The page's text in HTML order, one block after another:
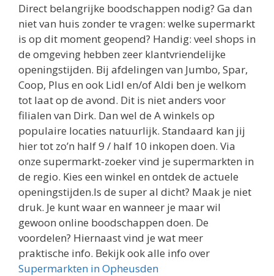
Direct belangrijke boodschappen nodig? Ga dan
niet van huis zonder te vragen: welke supermarkt
is op dit moment geopend? Handig: veel shops in
de omgeving hebben zeer klantvriendelijke
openingstijden. Bij afdelingen van Jumbo, Spar,
Coop, Plus en ook Lidl en/of Aldi ben je welkom
tot laat op de avond. Dit is niet anders voor
filialen van Dirk. Dan wel de A winkels op
populaire locaties natuurlijk. Standaard kan jij
hier tot zo’n half 9 / half 10 inkopen doen. Via
onze supermarkt-zoeker vind je supermarkten in
de regio. Kies een winkel en ontdek de actuele
openingstijden.Is de super al dicht? Maak je niet
druk. Je kunt waar en wanneer je maar wil
gewoon online boodschappen doen. De
voordelen? Hiernaast vind je wat meer
praktische info. Bekijk ook alle info over
Supermarkten in Opheusden